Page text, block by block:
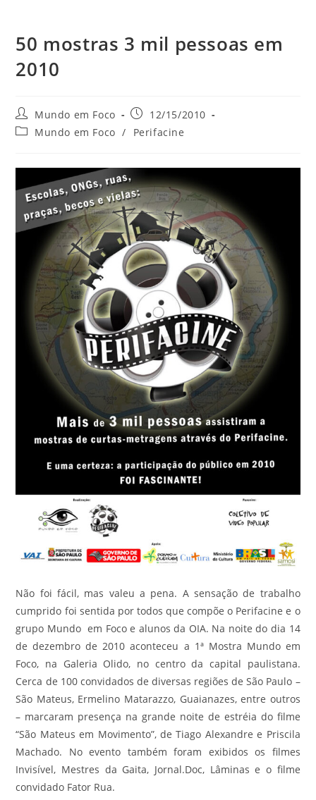
50 mostras 3 mil pessoas em
2010
Autor
do
post:
Mundo em Foco
Post
publicado:
12/15/2010
Categoria
Mundo em Foco / Perifacine
Não foi fácil, mas valeu a pena. A sensação de trabalho
cumprido foi sentida por todos que compõe o Perifacine e o
grupo Mundo em Foco e alunos da OIA. Na noite do dia 14
de dezembro de 2010 aconteceu a 1ª Mostra Mundo em
Foco, na Galeria Olido, no centro da capital paulistana.
Cerca de 100 convidados de diversas regiões de São Paulo –
São Mateus, Ermelino Matarazzo, Guaianazes, entre outros
– marcaram presença na grande noite de estréia do filme
“São Mateus em Movimento”, de Tiago Alexandre e Priscila
Machado. No evento também foram exibidos os filmes
Invisível, Mestres da Gaita, Jornal.Doc, Lâminas e o filme
convidado Fator Rua.